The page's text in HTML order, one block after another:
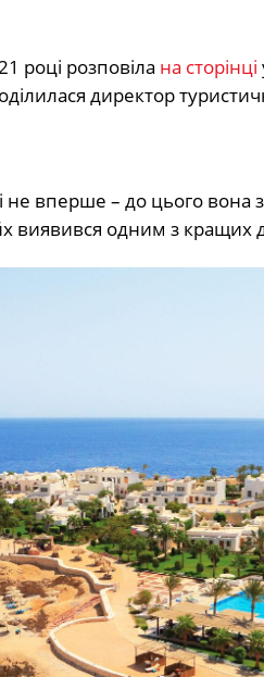
році розповіла на сторінці
директор
вперше – до цього вона
одним з кращих